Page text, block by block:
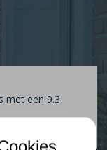
met een 9.3